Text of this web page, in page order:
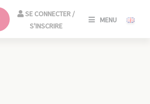
SE CONNECTER /
S'INSCRIRE
MENU